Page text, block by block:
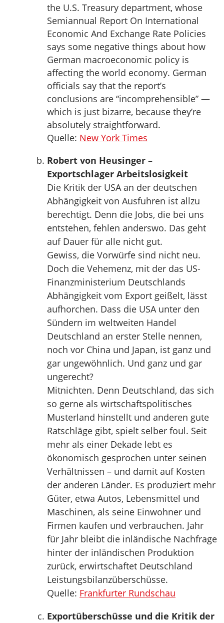
the U.S. Treasury department, whose
Semiannual Report On International
Economic And Exchange Rate Policies
says some negative things about how
German macroeconomic policy is
affecting the world economy. German
officials say that the report’s
conclusions are “incomprehensible” —
which is just bizarre, because they’re
absolutely straightforward.
Quelle: New York Times
Robert von Heusinger –
Exportschlager Arbeitslosigkeit
Die Kritik der USA an der deutschen
Abhängigkeit von Ausfuhren ist allzu
berechtigt. Denn die Jobs, die bei uns
entstehen, fehlen anderswo. Das geht
auf Dauer für alle nicht gut.
Gewiss, die Vorwürfe sind nicht neu.
Doch die Vehemenz, mit der das US-
Finanzministerium Deutschlands
Abhängigkeit vom Export geißelt, lässt
aufhorchen. Dass die USA unter den
Sündern im weltweiten Handel
Deutschland an erster Stelle nennen,
noch vor China und Japan, ist ganz und
gar ungewöhnlich. Und ganz und gar
ungerecht?
Mitnichten. Denn Deutschland, das sich
so gerne als wirtschaftspolitisches
Musterland hinstellt und anderen gute
Ratschläge gibt, spielt selber foul. Seit
mehr als einer Dekade lebt es
ökonomisch gesprochen unter seinen
Verhältnissen – und damit auf Kosten
der anderen Länder. Es produziert mehr
Güter, etwa Autos, Lebensmittel und
Maschinen, als seine Einwohner und
Firmen kaufen und verbrauchen. Jahr
für Jahr bleibt die inländische Nachfrage
hinter der inländischen Produktion
zurück, erwirtschaftet Deutschland
Leistungsbilanzüberschüsse.
Quelle: Frankfurter Rundschau
Exportüberschüsse und die Kritik der